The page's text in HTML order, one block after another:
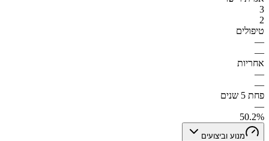
3
2
טיפולים
—
—
אחריות
—
—
פחת 5 שנים
—
50.2%
מנוע וביצועים